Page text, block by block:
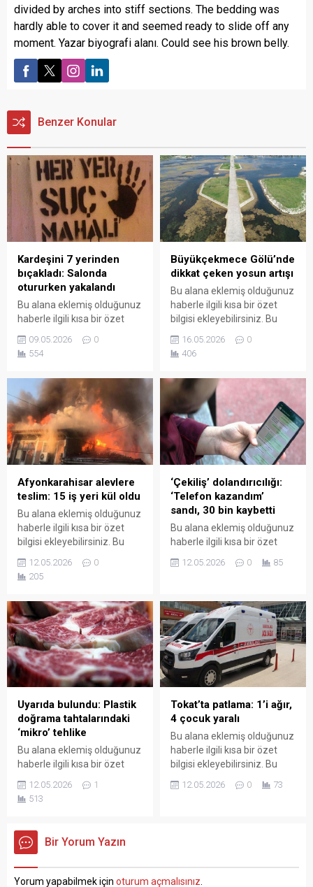
divided by arches into stiff sections. The bedding was
hardly able to cover it and seemed ready to slide off any
moment. Yazar biyografi alanı. Could see his brown belly.
Benzer Konular
Kardeşini 7 yerinden
bıçakladı: Salonda
otururken yakalandı
Bu alana eklemiş olduğunuz
haberle ilgili kısa bir özet
metin yazı düzenleme
sayfasında "Özet"
Özet eklenmişse başlık
altında kalın olarak bu
şekilde gösterilir,
eklenmemişse bu alan boş
kalır.
09.05.2026
0
554
Büyükçekmece Gölü’nde
dikkat çeken yosun artışı
Bu alana eklemiş olduğunuz
haberle ilgili kısa bir özet
bilgisi ekleyebilirsiniz. Bu
sayfasında "Özet"
bölümünden eklenebilir.
altında kalın olarak bu
şekilde gösterilir,
eklenmemişse bu alan boş
kalır.
16.05.2026
0
406
Afyonkarahisar alevlere
teslim: 15 iş yeri kül oldu
Bu alana eklemiş olduğunuz
haberle ilgili kısa bir özet
bilgisi ekleyebilirsiniz. Bu
sayfasında "Özet"
bölümünden eklenebilir.
altında kalın olarak bu
şekilde gösterilir,
eklenmemişse bu alan boş
kalır.
12.05.2026
0
205
‘Çekiliş’ dolandırıcılığı:
‘Telefon kazandım’
sandı, 30 bin kaybetti
Bu alana eklemiş olduğunuz
haberle ilgili kısa bir özet
metin yazı düzenleme
Özet eklenmişse başlık
altında kalın olarak bu
şekilde gösterilir,
eklenmemişse bu alan boş
kalır.
12.05.2026 0 85
Uyarıda bulundu: Plastik
doğrama tahtalarındaki
‘mikro’ tehlike
Bu alana eklemiş olduğunuz
haberle ilgili kısa bir özet
bilgisi ekleyebilirsiniz. Bu
metin yazı düzenleme
sayfasında "Özet"
Özet eklenmişse başlık
altında kalın olarak bu
eklenmemişse bu alan boş
12.05.2026
1
513
Tokat’ta patlama: 1’i ağır,
4 çocuk yaralı
Bu alana eklemiş olduğunuz
haberle ilgili kısa bir özet
bilgisi ekleyebilirsiniz. Bu
metin yazı düzenleme
sayfasında "Özet"
kalır.
12.05.2026 0 73
Bir Yorum Yazın
Yorum yapabilmek için oturum açmalısınız.